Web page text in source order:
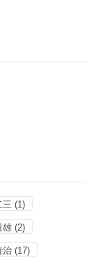
三 (1)
雄 (2)
治 (17)